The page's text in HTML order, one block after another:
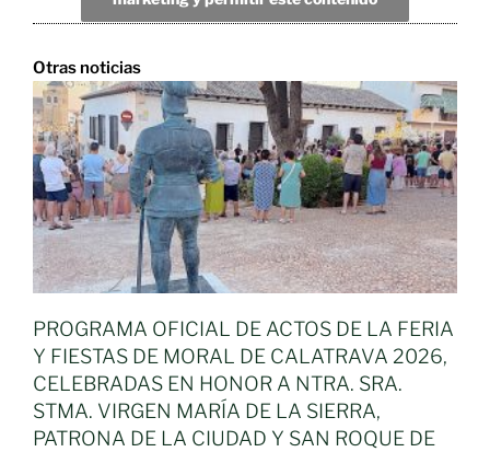
Otras noticias
PROGRAMA OFICIAL DE ACTOS DE LA FERIA
Y FIESTAS DE MORAL DE CALATRAVA 2026,
CELEBRADAS EN HONOR A NTRA. SRA.
STMA. VIRGEN MARÍA DE LA SIERRA,
PATRONA DE LA CIUDAD Y SAN ROQUE DE